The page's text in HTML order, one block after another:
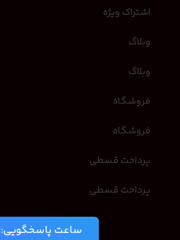
اشتراک ویژه
وبلاگ
وبلاگ
فروشگاه
فروشگاه
پرداخت قسطی
پرداخت قسطی
ساعت پاسخگویی: 8 الی 14